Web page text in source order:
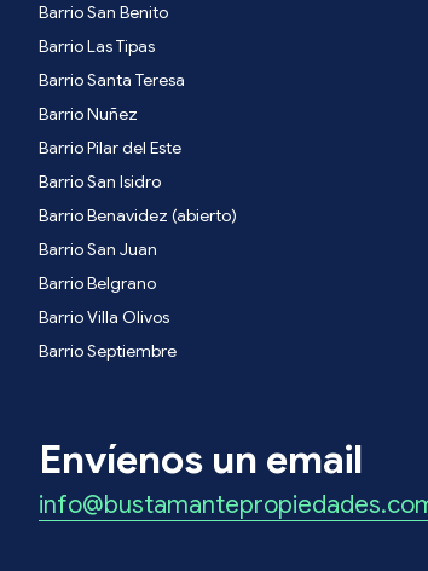
Barrio San Benito
Barrio Las Tipas
Barrio Santa Teresa
Barrio Nuñez
Barrio Pilar del Este
Barrio San Isidro
Barrio Benavidez (abierto)
Barrio San Juan
Barrio Belgrano
Barrio Villa Olivos
Barrio Septiembre
Envíenos un email